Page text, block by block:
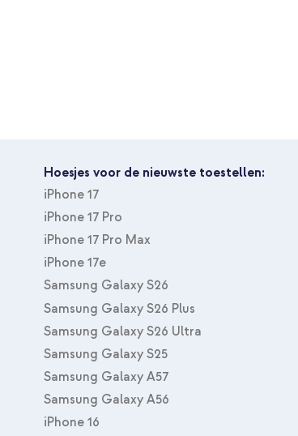
Hoesjes voor de nieuwste toestellen:
iPhone 17
iPhone 17 Pro
iPhone 17 Pro Max
iPhone 17e
Samsung Galaxy S26
Samsung Galaxy S26 Plus
Samsung Galaxy S26 Ultra
Samsung Galaxy S25
Samsung Galaxy A57
Samsung Galaxy A56
iPhone 16